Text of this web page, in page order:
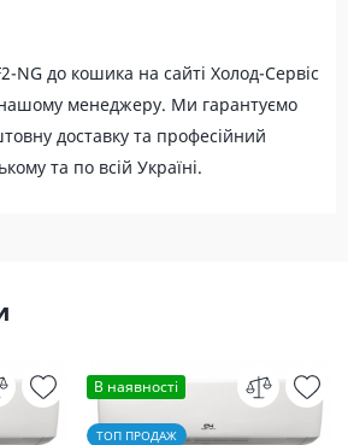
NG до кошика на сайті Холод-Сервіс
менеджеру. Ми гарантуємо
доставку та професійний
та по всій Україні.
В наявності
ТОП ПРОДАЖ